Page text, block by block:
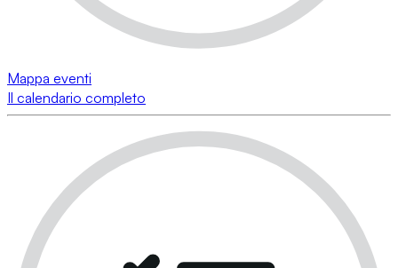
Mappa eventi
Il calendario completo